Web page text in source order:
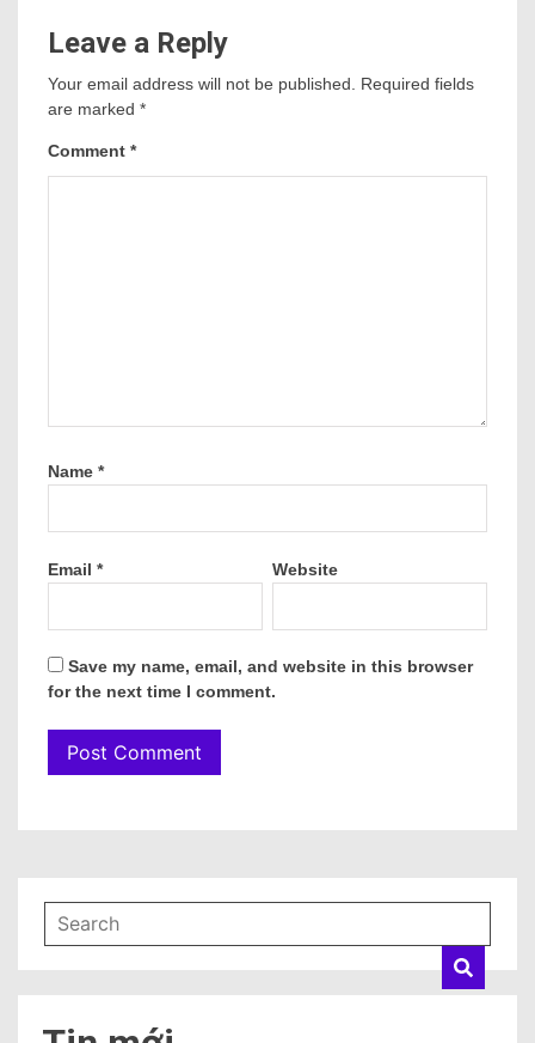
Leave a Reply
Your email address will not be published. Required fields
are marked *
Comment *
Name *
Email * Website
Save my name, email, and website in this browser
for the next time I comment.